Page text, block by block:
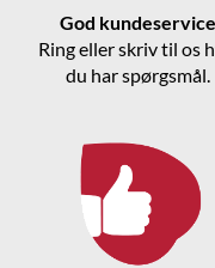
God kundeservice
Ring eller skriv til os
du har spørgsmål.